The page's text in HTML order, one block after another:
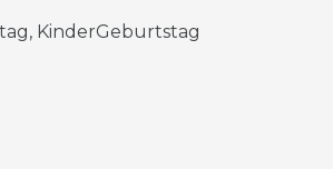
KinderGeburtstag